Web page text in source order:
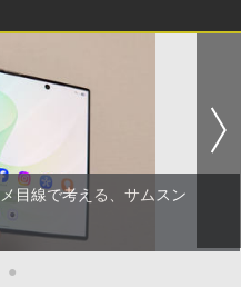
目線で考える、サムスン
●